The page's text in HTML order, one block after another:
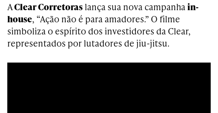
AClear Corretoras lança sua nova campanhain-
house, “Ação não é para amadores.” O filme
simboliza o espírito dos investidores da Clear,
representados por lutadores de jiu-jitsu.